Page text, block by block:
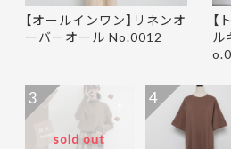
【オールインワン】リネンオ
ーバーオール No.0012
【
ル
sold out
3 4